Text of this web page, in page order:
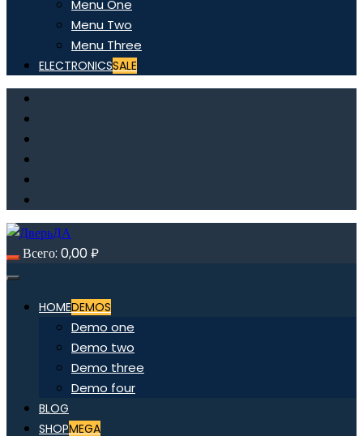
Menu One
Menu Two
Menu Three
ELECTRONICSSALE
Всего: 0,00₽
HOMEDEMOS
Demo one
Demo two
Demo three
Demo four
BLOG
SHOPMEGA